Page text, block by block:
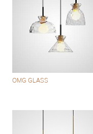
OMG GLASS